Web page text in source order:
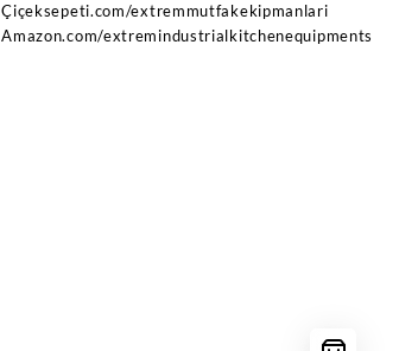
Çiçeksepeti.com/extremmutfakekipmanlari
Amazon.com/extremindustrialkitchenequipments